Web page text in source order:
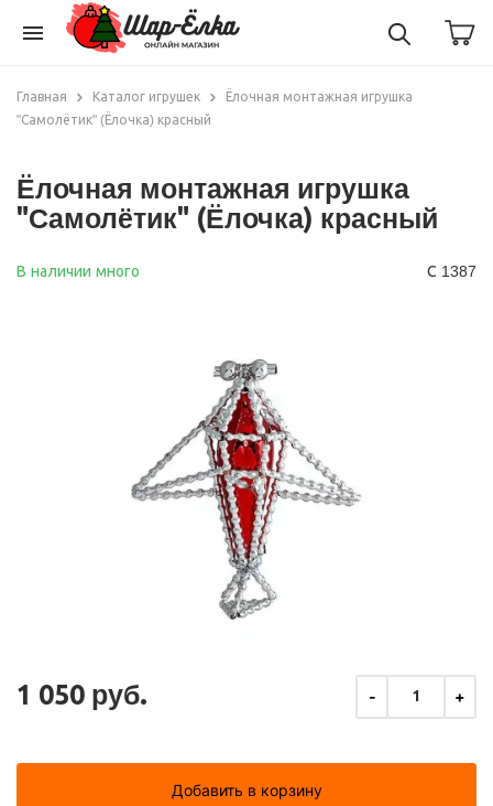
menu
Главная Каталог игрушек
Ёлочная монтажная игрушка
"Самолётик" (Ёлочка) красный
Ёлочная монтажная игрушка
"Самолётик" (Ёлочка) красный
В наличии много С 1387
1 050 руб. - 1 +
Добавить в корзину